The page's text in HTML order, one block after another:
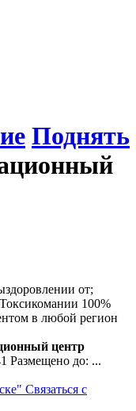
Поднять
от;
100%
в любой регион
центр
Размещено до: ...
Связаться с